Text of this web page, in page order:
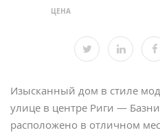
ЦЕНА
Изысканный дом в стиле
улице в центре Риги —
расположено в отличном